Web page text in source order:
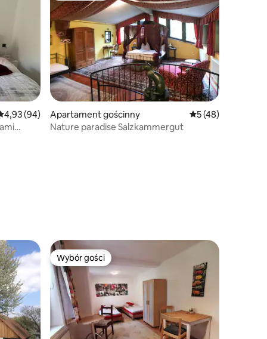
ocena: 4,93 na 5, liczba recenzji: 94
4,93 (94)
Apartament gościnny Średnia ocena: 5
5 (48)
Nature paradise Salzkammergut
Wybór gości
Wybór gości